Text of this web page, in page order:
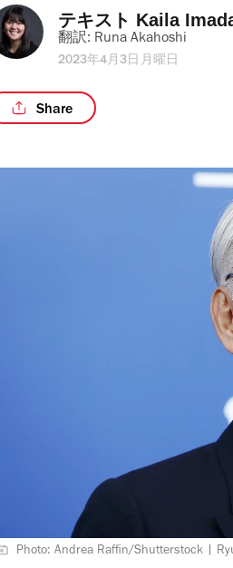
テキスト Kaila
翻訳: Runa Akahoshi
2023年4月3日月曜日
Share
Photo: Andrea Raffin/Shutterstock |